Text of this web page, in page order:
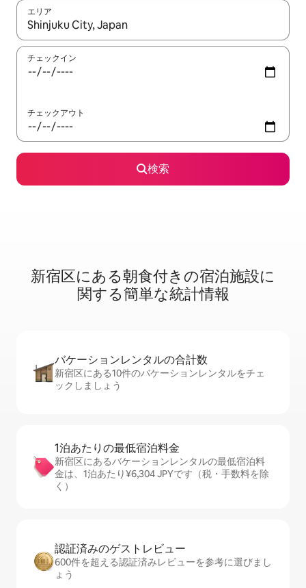
エリア
検索結果が表示されたら、上下の矢印キーを使って移動するか
チェックイン
チェックアウト
検索
新宿区に⁠あ⁠る朝⁠食⁠付⁠き⁠の宿⁠泊⁠施⁠設⁠に
関⁠す⁠る簡⁠単⁠な統⁠計⁠情⁠報
バケーションレ⁠ン⁠タ⁠ル⁠の合⁠計⁠数
新宿区にある10件のバケーションレンタルをチェ
ックしましょう
1泊あたりの最⁠低⁠宿⁠泊⁠料⁠金
新宿区にあるバケーションレンタルの最低宿泊料
金は、1泊あたり¥6,304 JPYです（税・手数料を除
く）
認証済みのゲ⁠ス⁠ト⁠レ⁠ビ⁠ュ⁠ー
600件を超える認証済みレビューを参考に選びまし
ょう